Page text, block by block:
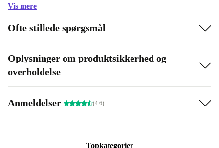
Vis mere
Ofte stillede spørgsmål
Oplysninger om produktsikkerhed og
overholdelse
Anmeldelser (4.6)
Topkategorier